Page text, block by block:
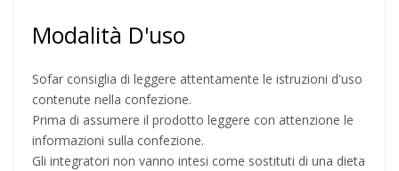
Modalità D'uso
Sofar consiglia di leggere attentamente le istruzioni d'uso
contenute nella confezione.
Prima di assumere il prodotto leggere con attenzione le
informazioni sulla confezione.
Gli integratori non vanno intesi come sostituti di una dieta